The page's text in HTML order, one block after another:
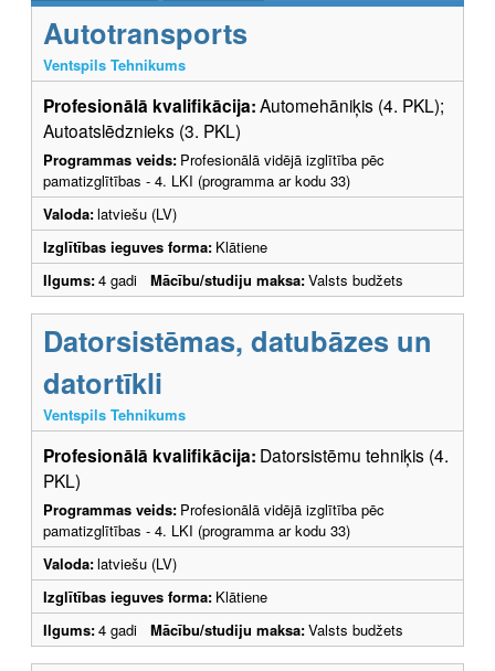
Autotransports
Ventspils Tehnikums
Profesionālā kvalifikācija:Automehāniķis (4. PKL);
Autoatslēdznieks (3. PKL)
Programmas veids: Profesionālā vidējā izglītība pēc
pamatizglītības - 4. LKI (programma ar kodu 33)
Valoda:latviešu (LV)
Izglītības ieguves forma: Klātiene
Ilgums:4 gadi Mācību/studiju maksa:Valsts budžets
Datorsistēmas, datubāzes un
datortīkli
Ventspils Tehnikums
Profesionālā kvalifikācija: Datorsistēmu tehniķis (4.
PKL)
Programmas veids: Profesionālā vidējā izglītība pēc
pamatizglītības - 4. LKI (programma ar kodu 33)
Valoda:latviešu (LV)
Izglītības ieguves forma: Klātiene
Ilgums:4 gadi Mācību/studiju maksa:Valsts budžets